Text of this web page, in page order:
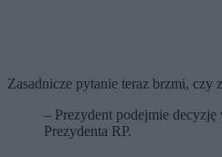
Zasadnicze pytanie teraz brzmi, czy
– Prezydent podejmie
Prezydenta RP.